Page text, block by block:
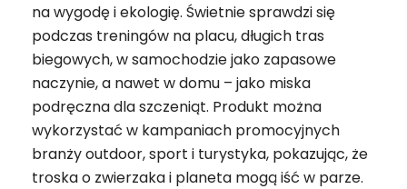
na wygodę i ekologię. Świetnie sprawdzi się
podczas treningów na placu, długich tras
biegowych, w samochodzie jako zapasowe
naczynie, a nawet w domu – jako miska
podręczna dla szczeniąt. Produkt można
wykorzystać w kampaniach promocyjnych
branży outdoor, sport i turystyka, pokazując, że
troska o zwierzaka i planeta mogą iść w parze.